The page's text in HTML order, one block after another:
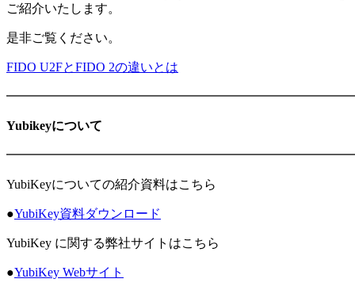
ご紹介いたします。
是非ご覧ください。
FIDO U2FとFIDO 2の違いとは
Yubikeyについて
YubiKeyについての紹介資料はこちら
●YubiKey資料ダウンロード
YubiKey に関する弊社サイトはこちら
●YubiKey Webサイト